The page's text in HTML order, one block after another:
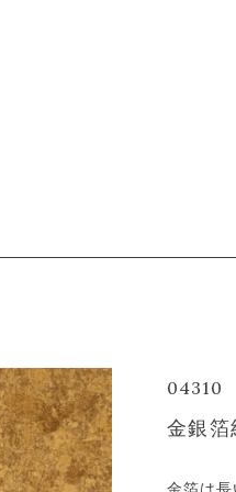
04310
金銀